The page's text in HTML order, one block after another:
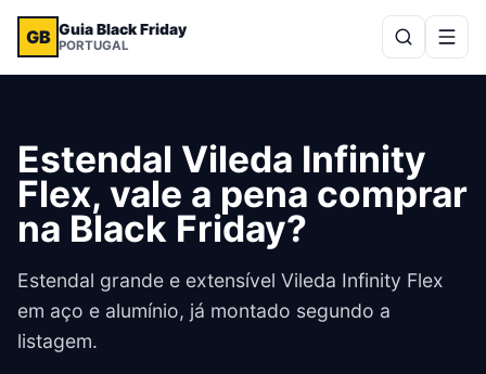
GB Guia Black Friday
PORTUGAL
Estendal Vileda Infinity
Flex, vale a pena comprar
na Black Friday?
Estendal grande e extensível Vileda Infinity Flex
em aço e alumínio, já montado segundo a
listagem.